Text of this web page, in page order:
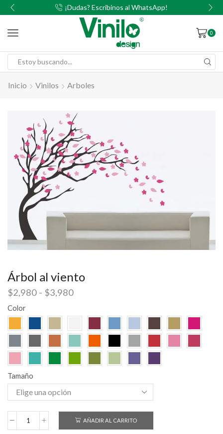
¡Dudas? Escribinos al WhatsApp!
0
Inicio Vinilos Arboles
Árbol al viento
$2,980 - $3,980
Color
Tamaño
AÑADIR AL CARRITO